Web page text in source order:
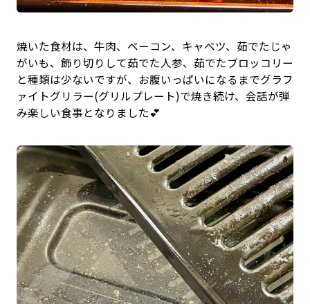
焼いた食材は、牛肉、ベーコン、キャベツ、茹でたじゃ
がいも、飾り切りして茹でた人参、茹でたブロッコリー
と種類は少ないですが、お腹いっぱいになるまでグラフ
ァイトグリラー(グリルプレート)で焼き続け、会話が弾
み楽しい食事となりました💕